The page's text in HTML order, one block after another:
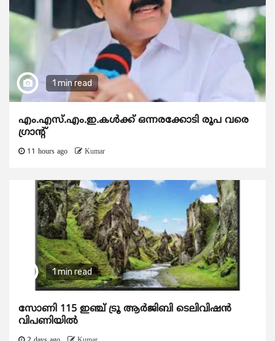
1 min read
എം.എസ്.എം.ഇ.കൾക്ക് ഒന്നരക്കോടി രൂപ വരെ
ഗ്രാന്റ്
11 hours ago Kumar
1 min read
സോണി 115 ഇഞ്ച് ട്രൂ ആർജിബി ടെലിവിഷൻ
വിപണിയിൽ